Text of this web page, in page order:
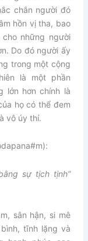
chắn người đó
hồn vị tha, bao
những người
Do đó người ấy
trong một cộng
là một phần
lớn hơn chính là
họ có thể đem
vô úy thí.
sự tịch tịnh”
sân hận, si mê
tĩnh lặng và